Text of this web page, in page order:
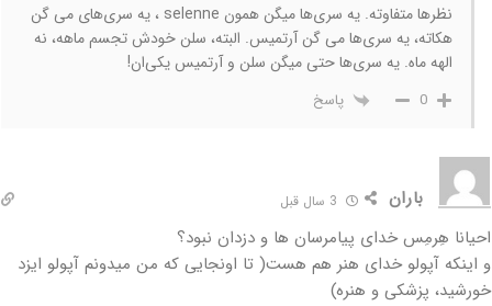
نظرها متفاوته. یه سری‌ها میگن همون selenne ، یه سری‌های می گن
هکاته، یه سری‌ها می گن آرتمیس. البته، سلن خودش تجسم ماهه، نه
الهه ماه. یه سری‌ها حتی میگن سلن و آرتمیس یکی‌ان!
0 پاسخ
باران
احیانا هِرمِس خدای پیامرسان ها و دزدان نبود؟
و اینکه آپولو خدای هنر هم هست( تا اونجایی که من میدونم آپولو ایزد
خورشید، پزشکی و هنره)